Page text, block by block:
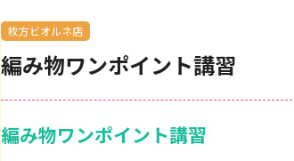
枚方ビオルネ店
編み物ワンポイント講習
編み物ワンポイント講習